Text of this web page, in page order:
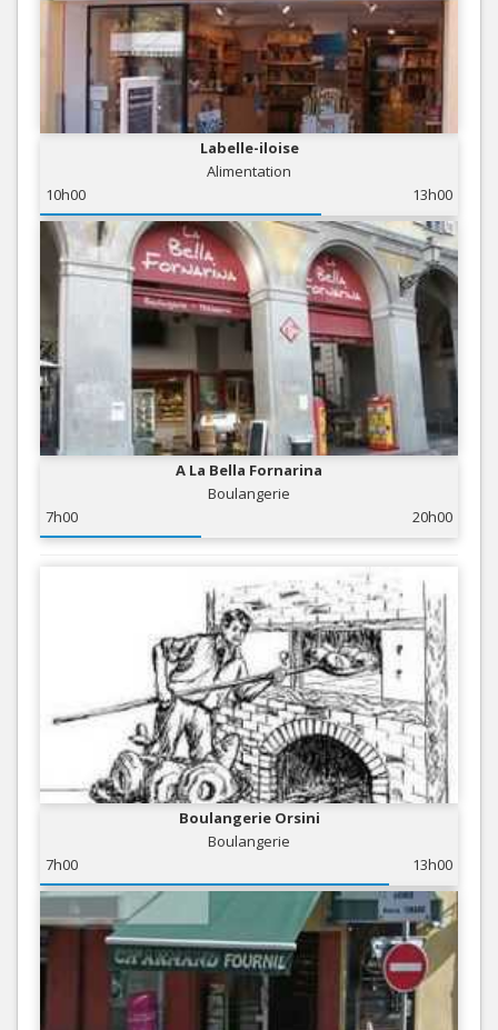
Labelle-iloise
Alimentation
10h00
13h00
A La Bella Fornarina
Boulangerie
7h00
20h00
Boulangerie Orsini
Boulangerie
7h00
13h00